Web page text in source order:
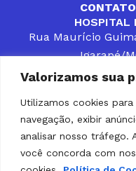
Valorizamos sua
Utilizamos cookies
navegação, exibir
analisar nosso tráfego.
você concorda com
HOSPITAL
Rua Maurício
Igarapé/
CONTATOS (31)
DESENVOLVER
PÚBLICOS QUE
POPULAÇÃO DA
PARCEIRO DOS
SOLUÇÃO DE
GESTORES